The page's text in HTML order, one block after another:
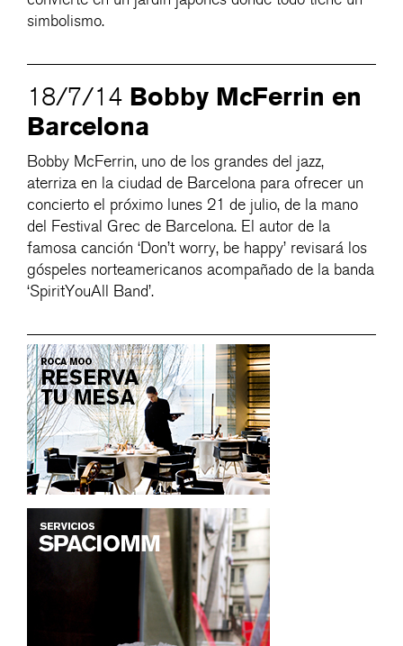
simbolismo.
18/7/14 Bobby McFerrin en
Barcelona
Bobby McFerrin, uno de los grandes del jazz,
aterriza en la ciudad de Barcelona para ofrecer un
concierto el próximo lunes 21 de julio, de la mano
del Festival Grec de Barcelona. El autor de la
famosa canción ‘Don’t worry, be happy’ revisará los
góspeles norteamericanos acompañado de la banda
‘SpiritYouAll Band’.